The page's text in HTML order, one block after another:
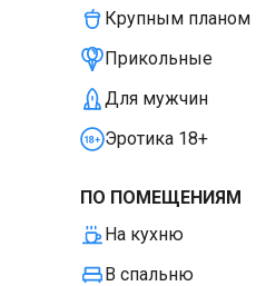
Крупным планом
Прикольные
Для мужчин
Эротика 18+
ПО ПОМЕЩЕНИЯМ
На кухню
В спальню